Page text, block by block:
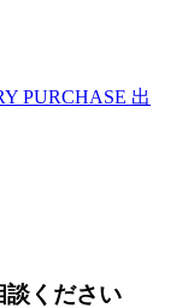
PURCHASE 出
談ください